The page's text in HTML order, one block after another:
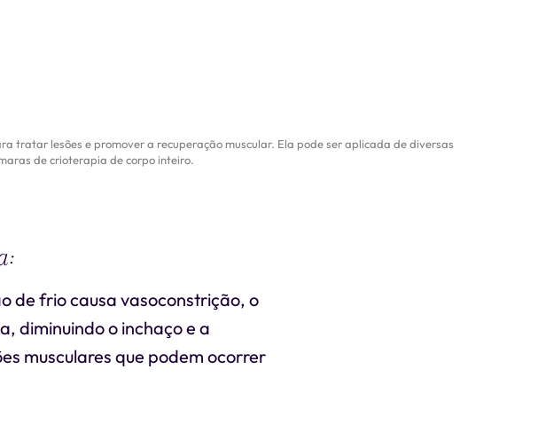
tratar lesões e promover a recuperação muscular. Ela pode ser aplicada de diversas
de crioterapia de corpo inteiro.
de frio causa vasoconstrição, o
diminuindo o inchaço e a
musculares que podem ocorrer